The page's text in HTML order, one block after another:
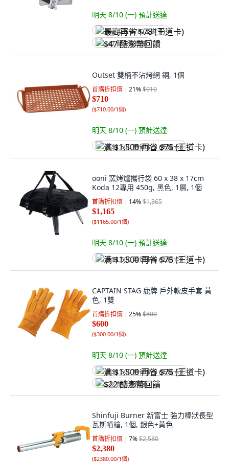
明天 8/10 (一) 預計送達
最高再省 $78 (王道卡)
$47 酷澎幣回饋
Outset 雙柄不沾烤網 銅, 1個
首購折扣價 21%$910
$710
($710.00/1個)
明天 8/10 (一) 預計送達
满 $1,500 再省 $75 (王道卡)
ooni 窯烤爐攜行袋 60 x 38 x 17cm
Koda 12專用 450g, 黑色, 1層, 1個
首購折扣價 14%$1,365
$1,165
($1165.00/1個)
明天 8/10 (一) 預計送達
满 $1,500 再省 $75 (王道卡)
CAPTAIN STAG 鹿牌 戶外軟皮手套 黃
色, 1雙
首購折扣價 25%$800
$600
($300.00/1個)
明天 8/10 (一) 預計送達
满 $1,500 再省 $75 (王道卡)
$22 酷澎幣回饋
Shinfuji Burner 新富士 強力棒狀長型
瓦斯噴槍, 1個, 銀色+黃色
首購折扣價 7%$2,580
$2,380
($2380.00/1個)